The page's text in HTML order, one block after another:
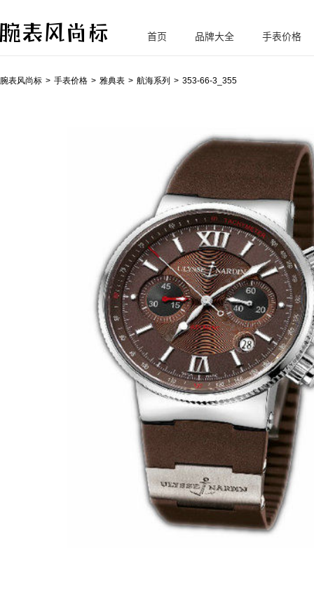
腕
首页 品牌大全 手表价格
腕表风尚标 手表价格 雅典表 航海系列 353-66-3_355